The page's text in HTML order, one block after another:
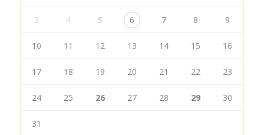
3 4 5 6 7 8 9
10 11 12 13 14 15 16
17 18 19 20 21 22 23
24 25 26 27 28 29 30
31